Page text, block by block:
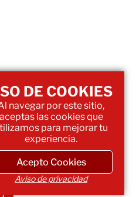
DE COOKIES
navegar por este sitio,
aceptas las cookies que
para mejorar tu
experiencia.
Acepto Cookies
Aviso de privacidad